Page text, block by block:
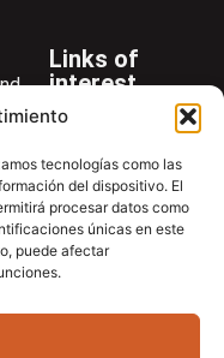
tecnologías como las
del dispositivo. El
procesar datos como
únicas en este
puede afectar
Links of
interest
Company
News
Newsletter
Download
Contac